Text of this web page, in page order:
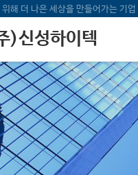
해 더 나은 세상을 만들어가는 기업
)신성하이텍